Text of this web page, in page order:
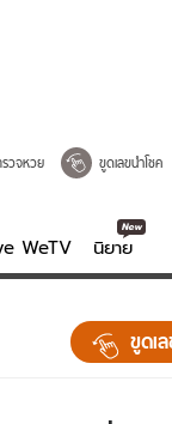
วจหวย ขูดเลขนำโชค
WeTV นิยาย
ขูดเ